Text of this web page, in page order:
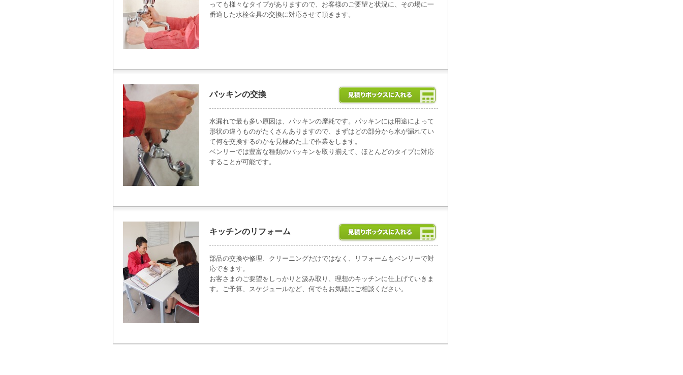
っても様々なタイプがありますので、お客様のご要望と状況に、その場に一
番適した水栓金具の交換に対応させて頂きます。
パッキンの交換
水漏れで最も多い原因は、パッキンの摩耗です。パッキンには用途によって
形状の違うものがたくさんありますので、まずはどの部分から水が漏れてい
て何を交換するのかを見極めた上で作業をします。
ベンリーでは豊富な種類のパッキンを取り揃えて、ほとんどのタイプに対応
することが可能です。
キッチンのリフォーム
部品の交換や修理、クリーニングだけではなく、リフォームもベンリーで対
応できます。
お客さまのご要望をしっかりと汲み取り、理想のキッチンに仕上げていきま
す。ご予算、スケジュールなど、何でもお気軽にご相談ください。